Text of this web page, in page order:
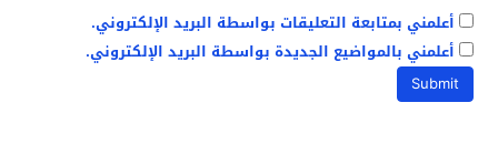
أعلمني بمتابعة التعليقات بواسطة البريد الإلكتروني.
أعلمني بالمواضيع الجديدة بواسطة البريد الإلكتروني.